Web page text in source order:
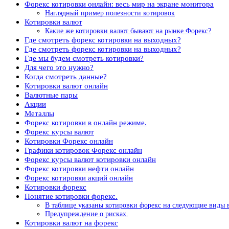
Форекс котировки онлайн: весь мир на экране монитора
Наглядный пример полезности котировок
Котировки валют
Какие же котировки валют бывают на рынке Форекс?
Где смотреть форекс котировки на выходных?
Где смотреть форекс котировки на выходных?
Где мы будем смотреть котировки?
Для чего это нужно?
Когда смотреть данные?
Котировки валют онлайн
Валютные пары
Акции
Металлы
Форекс котировки в онлайн режиме.
Форекс курсы валют
Котировки Форекс онлайн
Графики котировок Форекс онлайн
Форекс курсы валют котировки онлайн
Форекс котировки нефти онлайн
Форекс котировки акций онлайн
Котировки форекс
Понятие котировки форекс.
В таблице указаны котировки форекс на следующие виды
Предупреждение о рисках.
Котировки валют на форекс